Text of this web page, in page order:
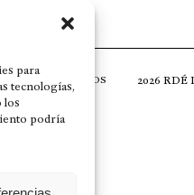
para
tecnologías,
los
podría
CONTACTOS 2026 RDÉ